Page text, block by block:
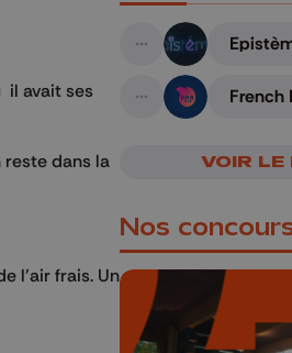
il avait ses
dans la
l’air frais. Un
A suivre
A suivre
French
VOIR LE
Nos